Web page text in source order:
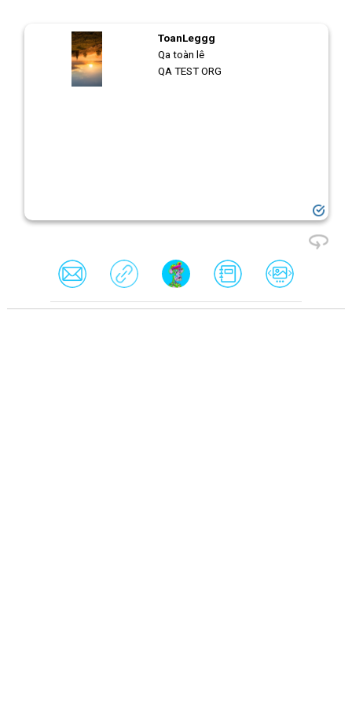
ToanLeggg
Qa toàn lê
QA TEST ORG